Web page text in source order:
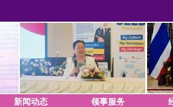
新闻动态 领事服务